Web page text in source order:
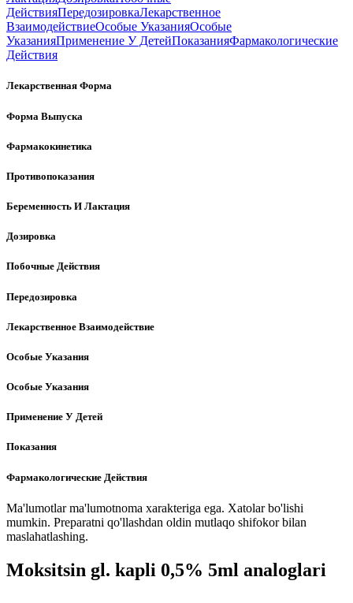
ДействияПередозировкаЛекарственное
ВзаимодействиеОсобые УказанияОсобые
УказанияПрименение У ДетейПоказанияФармакологические
Действия
Лекарственная Форма
Форма Выпуска
Фармакокинетика
Противопоказания
Беременность И Лактация
Дозировка
Побочные Действия
Передозировка
Лекарственное Взаимодействие
Особые Указания
Особые Указания
Применение У Детей
Показания
Фармакологические Действия
Ma'lumotlar ma'lumotnoma xarakteriga ega. Xatolar bo'lishi
mumkin. Preparatni qo'llashdan oldin mutlaqo shifokor bilan
maslahatlashing.
Moksitsin gl. kapli 0,5% 5ml analoglari